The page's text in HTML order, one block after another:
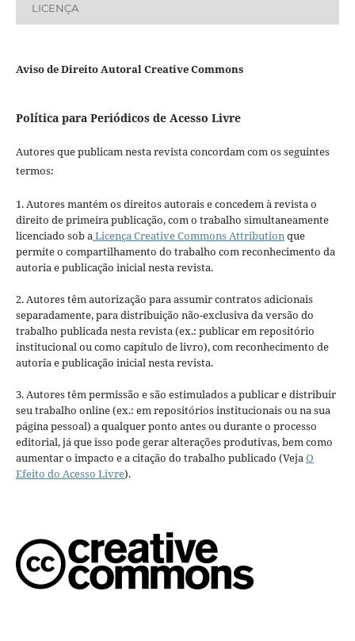
LICENÇA
Aviso de Direito Autoral Creative Commons
Política para Periódicos de Acesso Livre
Autores que publicam nesta revista concordam com os seguintes
termos:
1. Autores mantém os direitos autorais e concedem à revista o
direito de primeira publicação, com o trabalho simultaneamente
licenciado sob aLicença Creative Commons Attributionque
permite o compartilhamento do trabalho com reconhecimento da
autoria e publicação inicial nesta revista.
2. Autores têm autorização para assumir contratos adicionais
separadamente, para distribuição não-exclusiva da versão do
trabalho publicada nesta revista (ex.: publicar em repositório
institucional ou como capítulo de livro), com reconhecimento de
autoria e publicação inicial nesta revista.
3. Autores têm permissão e são estimulados a publicar e distribuir
seu trabalho online (ex.: em repositórios institucionais ou na sua
página pessoal) a qualquer ponto antes ou durante o processo
editorial, já que isso pode gerar alterações produtivas, bem como
aumentar o impacto e a citação do trabalho publicado (VejaO
Efeito do Acesso Livre).